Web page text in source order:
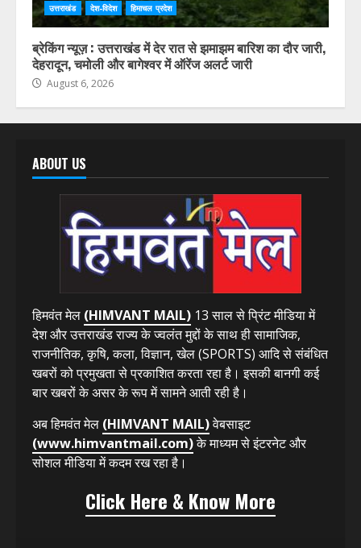
उत्तराखंड देश-विदेश हिमाचल प्रदेश
ब्रेकिंग न्यूज़ : उत्तराखंड में देर रात से झमाझम बारिश का दौर जारी,
देहरादून, चमोली और बागेश्वर में ऑरेंज अलर्ट जारी
August 6, 2026
ABOUT US
हिमवंत मेल (HIMVANT MAIL) 13 साल से प्रिंट मीडिया में
देश और उत्तराखंड राज्य के ज्वलंत मुद्दों के साथ ही सामाजिक,
राजनीतिक, कृषि, कला, विज्ञान, खेल (SPORTS) आदि से संबंधित
खबरों को प्रमुखता से प्रकाशित करता रहा है। इसकी बानगी कई
बार खबरों के असर के रूप में सामने आती रही है।
अब हिमवंत मेल (HIMVANT MAIL)वेबसाइट
(www.himvantmail.com)के माध्यम से इंटरनेट और
सोशल मीडिया में कदम रख रहा है।
Click Here & Know More